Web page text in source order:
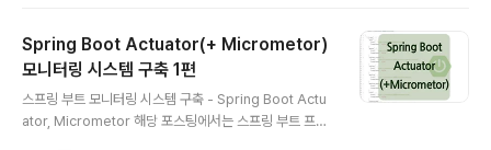
며, actuator에 대한 선행 작업이 필요하신 경우 아래 포
스팅을 참고하시면 좋을 것 같습니다. 2023.09.09 - [Pr
ogramming/Monitoring] - Spring Boot Actuator
(+ Micrometor) 모니터링 시스템 구축 1편 (spring bo
ot 프로젝트 기반 모니터링 시스템 구축 관련 포스팅..
Spring Boot Actuator(+ Micrometor)
모니터링 시스템 구축 1편
스프링 부트 모니터링 시스템 구축 - Spring Boot Actu
ator, Micrometor 해당 포스팅에서는 스프링 부트 프로